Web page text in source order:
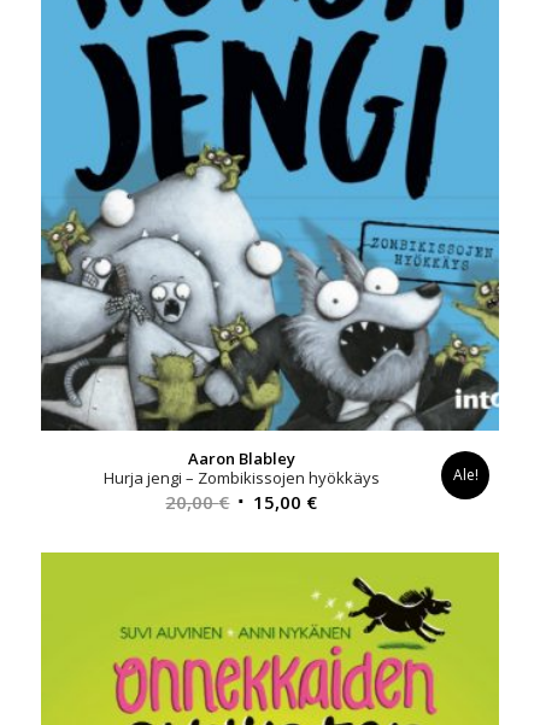
Aaron Blabley
Hurja jengi – Zombikissojen hyökkäys
20,00€ Alkuperäinen
oli:
15,00 €Nykyinen
on:
15,00 €.
Ale!